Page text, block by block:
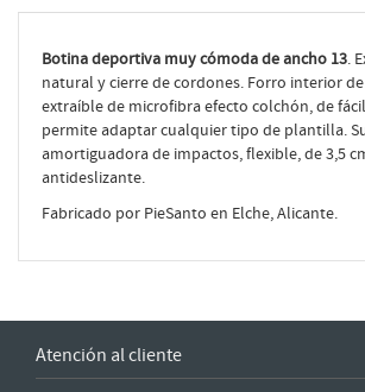
Botina deportiva muy cómoda de ancho 13.
natural y cierre de cordones. Forro interior
extraíble de microfibra efecto colchón, de
permite adaptar cualquier tipo de plantilla.
amortiguadora de impactos, flexible, de 3,5
antideslizante.
Fabricado por PieSanto en Elche, Alicante.
Atención al cliente